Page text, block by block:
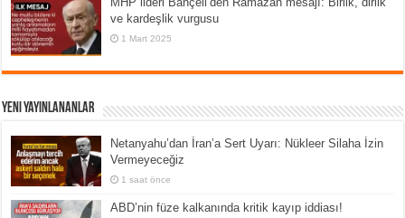
ve kardeşlik vurgusu
1 Mart 2025
Yeni Yayınlananlar
Netanyahu’dan İran’a Sert Uyarı: Nükleer Silaha İzin
Vermeyeceğiz
1 saat önce
ABD’nin füze kalkanında kritik kayıp iddiası!